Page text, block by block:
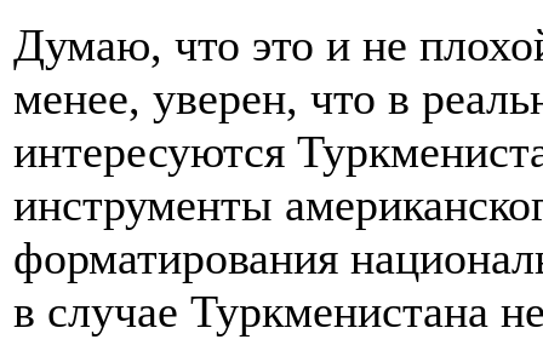
Думаю, что это и не
менее, уверен, что в
интересуются
инструменты
форматирования
в случае Туркменистана